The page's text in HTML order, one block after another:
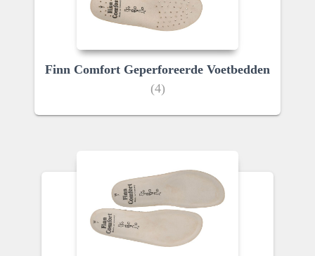
Finn Comfort Geperforeerde Voetbedden
(4)